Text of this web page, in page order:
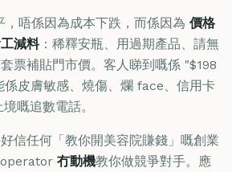
唔係因為成本下跌，而係因為 價格
減料：稀釋安瓶、用過期產品、請無
票補貼門市價。客人睇到嘅係 "$198
皮膚敏感、燒傷、爛 face、信用卡
嘅追數電話。
信任何「教你開美容院賺錢」嘅創業
冇動機教你做競爭對手。應